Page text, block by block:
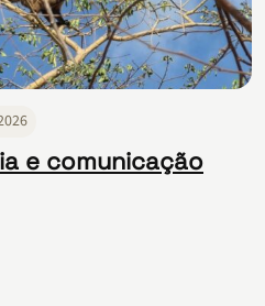
e comunicação